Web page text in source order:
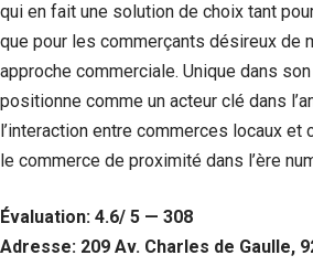
qui en fait une solution de choix tant
que pour les commerçants désireux de
approche commerciale. Unique dans
positionne comme un acteur clé dans
l’interaction entre commerces locaux
le commerce de proximité dans l’ère
Évaluation: 4.6/ 5 — 308
Adresse: 209 Av. Charles de Gaulle,